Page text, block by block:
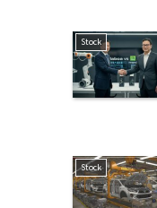
Stock
Stock